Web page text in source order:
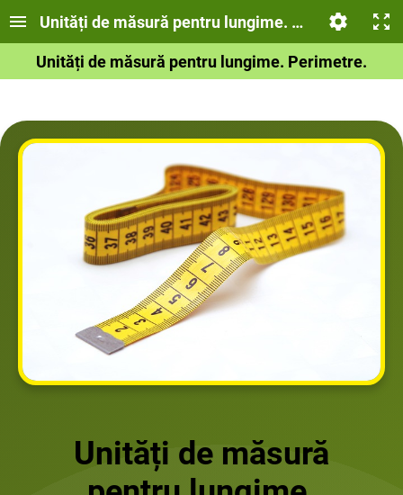
Unități de măsură pentru lungime. Perimetre
Unități de măsură pentru lungime. Perimetre.
Unități de măsură